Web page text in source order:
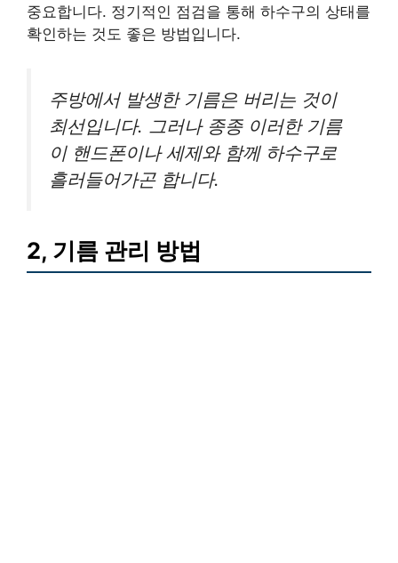
중요합니다. 정기적인 점검을 통해 하수구의 상태를
확인하는 것도 좋은 방법입니다.
주방에서 발생한 기름은 버리는 것이
최선입니다. 그러나 종종 이러한 기름
이 핸드폰이나 세제와 함께 하수구로
흘러들어가곤 합니다.
2, 기름 관리 방법